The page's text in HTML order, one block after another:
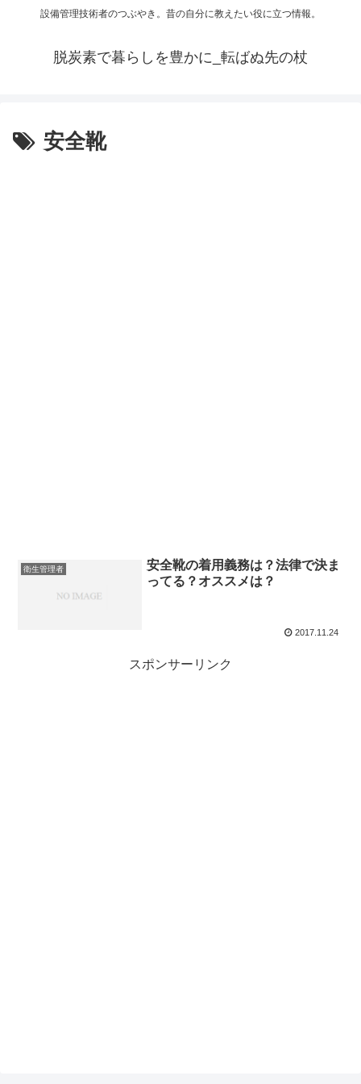
設備管理技術者のつぶやき。昔の自分に教えたい役に立つ情報。
脱炭素で暮らしを豊かに_転ばぬ先の杖
安全靴
衛生管理者
安全靴の着用義務は？法律で決ま
ってる？オススメは？
2017.11.24
スポンサーリンク